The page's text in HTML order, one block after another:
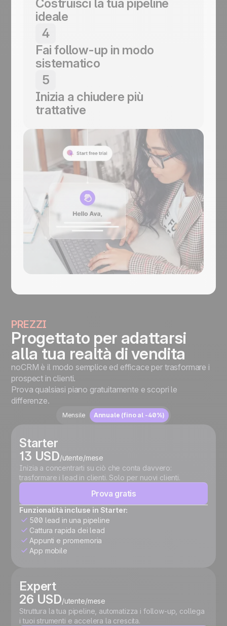
Costruisci la tua pipeline
ideale
Crea un processo di vendita che si adatti al
tuo modo di lavorare.
4
Fai follow-up in modo
sistematico
Affidati ai promemoria e ai segnali visivi per
far avanzare le trattative.
5
Inizia a chiudere più
trattative
PREZZI
Progettato per adattarsi
alla tua realtà di vendita
noCRM è il modo semplice ed efficace per trasformare i
prospect in clienti.
Prova qualsiasi piano gratuitamente e scopri le
differenze.
Mensile Annuale (fino al -40%)
Starter
13 USD/utente/mese
Inizia a concentrarti su ciò che conta davvero:
trasformare i lead in clienti. Solo per nuovi clienti.
Prova gratis
Funzionalità incluse in Starter:
500 lead in una pipeline
Cattura rapida dei lead
Appunti e promemoria
App mobile
Expert
26 USD/utente/mese
Struttura la tua pipeline, automatizza i follow-up, collega
i tuoi strumenti e accelera la crescita.